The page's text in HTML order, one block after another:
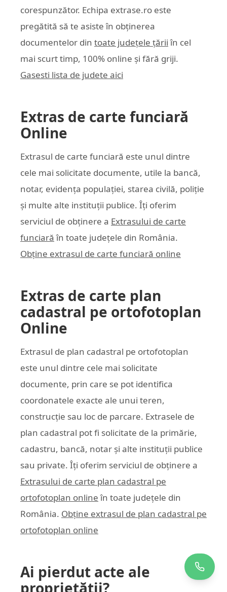
corespunzător. Echipa extrase.ro este
pregătită să te asiste în obținerea
documentelor din toate județele țării în cel
mai scurt timp, 100% online și fără griji.
Gasesti lista de judete aici
Extras de carte funciară
Online
Extrasul de carte funciară este unul dintre
cele mai solicitate documente, utile la bancă,
notar, evidența populației, starea civilă, poliție
și multe alte instituții publice. Îți oferim
serviciul de obținere a Extrasului de carte
funciară în toate județele din România.
Obține extrasul de carte funciară online
Extras de carte plan
cadastral pe ortofotoplan
Online
Extrasul de plan cadastral pe ortofotoplan
este unul dintre cele mai solicitate
documente, prin care se pot identifica
coordonatele exacte ale unui teren,
construcție sau loc de parcare. Extrasele de
plan cadastral pot fi solicitate de la primărie,
cadastru, bancă, notar și alte instituții publice
sau private. Îți oferim serviciul de obținere a
Extrasului de carte plan cadastral pe
ortofotoplan online în toate județele din
România. Obține extrasul de plan cadastral pe
ortofotoplan online
Ai pierdut acte ale
proprietății?